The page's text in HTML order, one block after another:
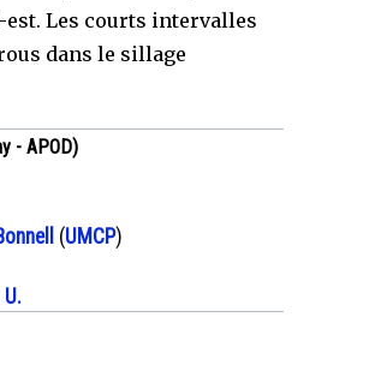
Les courts intervalles
dans le sillage
- APOD)
(UMCP)
U.